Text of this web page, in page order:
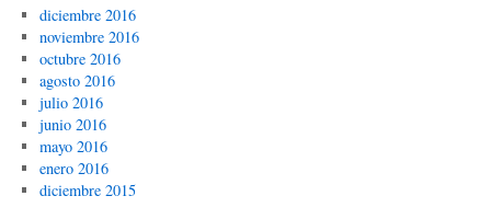
diciembre 2016
noviembre 2016
octubre 2016
agosto 2016
julio 2016
junio 2016
mayo 2016
enero 2016
diciembre 2015